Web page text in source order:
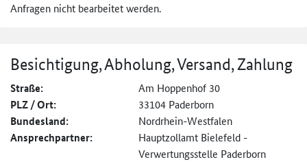
Anfragen nicht bearbeitet werden.
Besichtigung, Abholung, Versand, Zahlung
Straße: Am Hoppenhof 30
PLZ / Ort: 33104 Paderborn
Bundesland: Nordrhein-Westfalen
Ansprechpartner:
Hauptzollamt Bielefeld -
Verwertungsstelle Paderborn